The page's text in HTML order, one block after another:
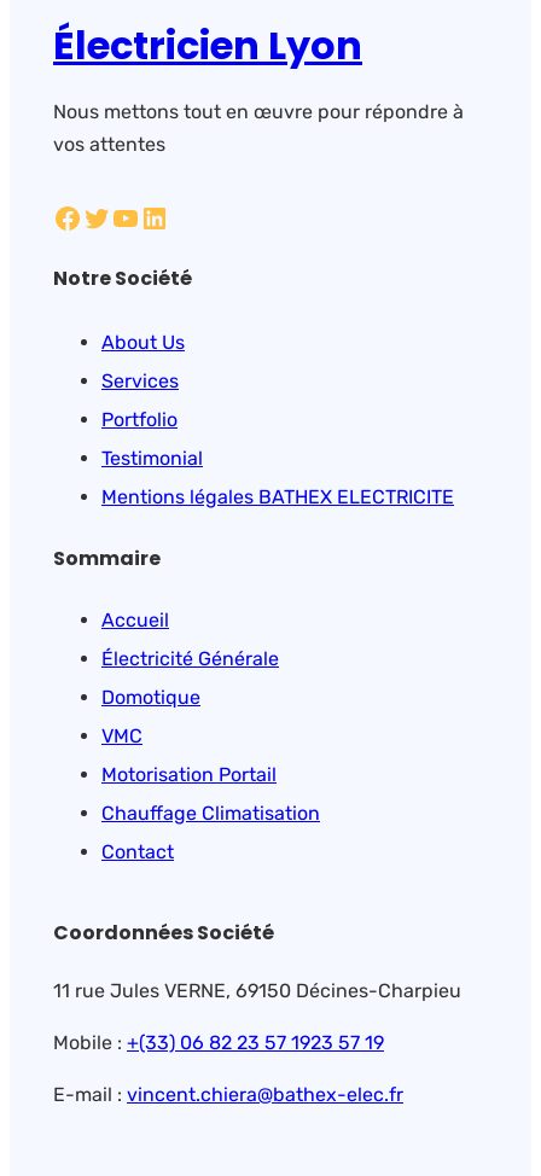
Électricien Lyon
Nous mettons tout en œuvre pour répondre à
vos attentes
Facebook Twitter YouTube LinkedIn
Notre Société
About Us
Services
Portfolio
Testimonial
Mentions légales BATHEX ELECTRICITE
Sommaire
Accueil
Électricité Générale
Domotique
VMC
Motorisation Portail
Chauffage Climatisation
Contact
Coordonnées Société
11 rue Jules VERNE, 69150 Décines-Charpieu
Mobile : +(33) 06 82 23 57 1923 57 19
E-mail : vincent.chiera@bathex-elec.fr